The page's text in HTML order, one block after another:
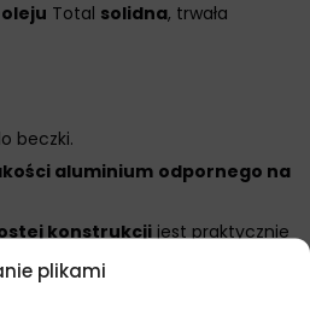
plikami
Total solidna, trwała
beczki.
aluminium odpornego na
konstrukcjijest praktycznie